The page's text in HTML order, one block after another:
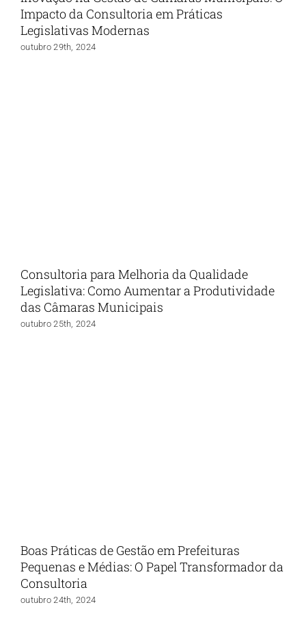
Impacto da Consultoria em Práticas
Legislativas Modernas
outubro 29th, 2024
Consultoria para Melhoria da Qualidade
Legislativa: Como Aumentar a Produtividade
das Câmaras Municipais
outubro 25th, 2024
Boas Práticas de Gestão em Prefeituras
Pequenas e Médias: O Papel Transformador da
Consultoria
outubro 24th, 2024